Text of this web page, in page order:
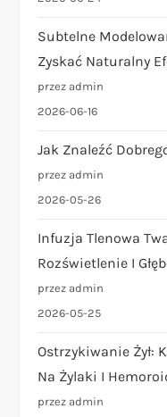
Subtelne
Zyskać Naturalny
przez admin
2026-06-16
Jak Znaleźć
przez admin
2026-05-26
Infuzja Tlenowa
Rozświetlenie I
przez admin
2026-05-25
Ostrzykiwanie Żył:
Na Żylaki I
przez admin